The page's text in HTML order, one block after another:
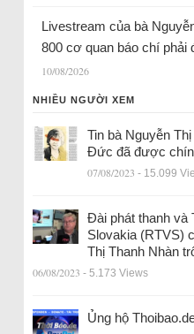
Livestream của bà
800 cơ quan báo chí phải
10/08/2026
NHIỀU NGƯỜI XEM
Tin bà Nguyễn
Đức đã được
07/08/2023 - 15.099
Đài phát thanh và
Slovakia (RTVS)
Thị Thanh Nhàn
06/08/2023 - 5.173 Views
Ủng hộ